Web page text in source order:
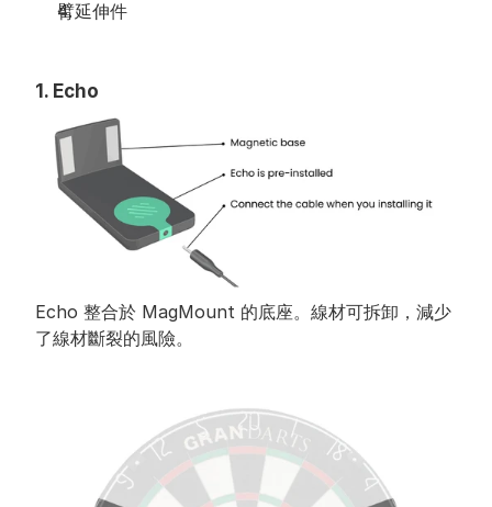
臂延伸件
1. Echo
Echo 整合於 MagMount 的底座。線材可拆卸，減少
了線材斷裂的風險。